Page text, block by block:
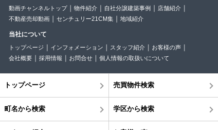
動画チャンネルトップ 物件紹介 自社分譲建築事例
店舗紹介
不動産売却動画
センチュリー21CM集 地域紹介
当社について
トップページ インフォメーション スタッフ紹介
お客様の声
会社概要
採用情報 お問合せ 個人情報の取扱いについて
トップページ 売買物件検索
町名から検索 学区から検索